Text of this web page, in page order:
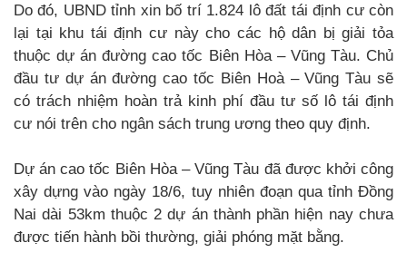
Do đó, UBND tỉnh xin bố trí 1.824 lô đất tái định cư còn
lại tại khu tái định cư này cho các hộ dân bị giải tỏa
thuộc dự án đường cao tốc Biên Hòa – Vũng Tàu. Chủ
đầu tư dự án đường cao tốc Biên Hoà – Vũng Tàu sẽ
có trách nhiệm hoàn trả kinh phí đầu tư số lô tái định
cư nói trên cho ngân sách trung ương theo quy định.
Dự án cao tốc Biên Hòa – Vũng Tàu đã được khởi công
xây dựng vào ngày 18/6, tuy nhiên đoạn qua tỉnh Đồng
Nai dài 53km thuộc 2 dự án thành phần hiện nay chưa
được tiến hành bồi thường, giải phóng mặt bằng.